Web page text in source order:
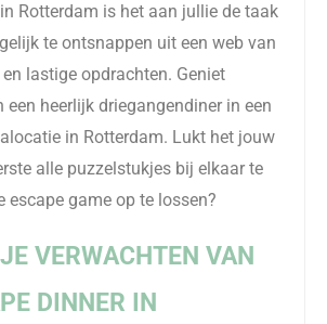
in Rotterdam is het aan jullie de taak
te ontsnappen uit een web van
en lastige opdrachten. Geniet
een heerlijk driegangendiner in een
in Rotterdam. Lukt het jouw
alle puzzelstukjes bij elkaar te
escape game op te lossen?
VERWACHTEN VAN
DINNER IN